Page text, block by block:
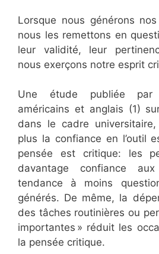
Lorsque nous générons
nous les remettons en
leur validité, leur
nous exerçons notre esprit
Une étude publiée par
américains et anglais (1)
dans le cadre
plus la confiance en l’outil
pensée est critique: les
davantage confiance
tendance à moins
générés. De même, la
des tâches routinières ou
importantes » réduit les
la pensée critique.